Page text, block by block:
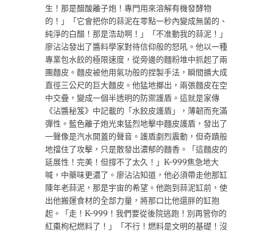
生！那是醋酸離子炮！專門用來溶解有機發酵物
的！」「它會把你的蒜泥在零點一秒內變成無菌的、
純淨的白醋！那是浩劫啊！」「不准動我的蒜泥！」
廖沾沾發出了醬料學家對待信仰般的怒吼。他以一種
專業包水餃的極限速度，從旁邊的麵粉堆中抓起了兩
團麵皮。麵皮被他用氣功般的捏製手法，瞬間擴大成
直徑三公尺的巨大麵皮。他猛地擲出，兩張麵皮在空
中交疊，變成一個半透明的防禦護盾。這就是家傳
《沾醬秘笈》中記載的「水餃皮護盾」，薄韌而充滿
彈性。藍色離子炮光束猛烈地擊中麵皮護盾，發出了
一聲像是汽水開蓋的聲音。護盾劇烈震動，但奇蹟般
地擋住了攻擊，只是散發出濃郁的麵香。「這麵皮的
延展性！完美！但撐不了太久！」K-999焦急地大
喊，中藥味更濃了。廖沾沾知道，他必須帶走他那缸
陳年老蒜泥，那是宇宙的希望。他跑到蒜泥缸前，使
出他搬運食材的全部力量，將那口比他還胖的缸抱
起。「走！K-999！我們要從後院逃跑！別再管你的
紅棗枸杞燃料了！」「不行！燃料是文明的基礎！沒